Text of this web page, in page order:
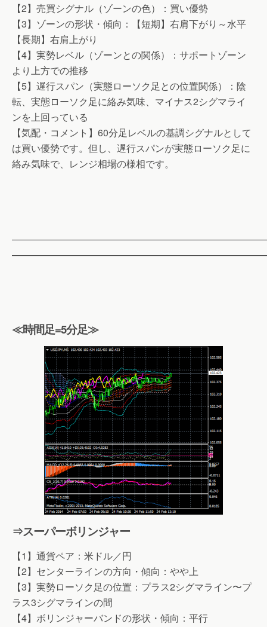
【2】売買シグナル（ゾーンの色）：買い優勢
【3】ゾーンの形状・傾向：【短期】右肩下がり～水平
【長期】右肩上がり
【4】実勢レベル（ゾーンとの関係）：サポートゾーン
より上方での推移
【5】遅行スパン（実態ローソク足との位置関係）：陰
転、実態ローソク足に絡み気味、マイナス2シグマライ
ンを上回っている
【気配・コメント】60分足レベルの基調シグナルとして
は買い優勢です。但し、遅行スパンが実態ローソク足に
絡み気味で、レンジ相場の様相です。
≪時間足=5分足≫
⇒スーパーボリンジャー
【1】通貨ペア：米ドル／円
【2】センターラインの方向・傾向：やや上
【3】実勢ローソク足の位置：プラス2シグマライン〜プ
ラス3シグマラインの間
【4】ボリンジャーバンドの形状・傾向：平行